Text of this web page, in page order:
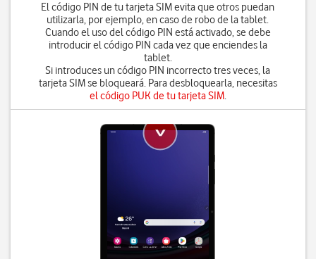
El código PIN de tu tarjeta SIM evita que otros puedan
utilizarla, por ejemplo, en caso de robo de la tablet.
Cuando el uso del código PIN está activado, se debe
introducir el código PIN cada vez que enciendes la
tablet.
Si introduces un código PIN incorrecto tres veces, la
tarjeta SIM se bloqueará. Para desbloquearla, necesitas
el código PUK de tu tarjeta SIM.